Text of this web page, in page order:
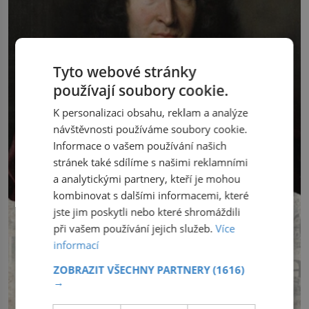
Tyto webové stránky
používají soubory cookie.
K personalizaci obsahu, reklam a analýze
návštěvnosti používáme soubory cookie.
Informace o vašem používání našich
stránek také sdílíme s našimi reklamními
a analytickými partnery, kteří je mohou
kombinovat s dalšími informacemi, které
jste jim poskytli nebo které shromáždili
při vašem používání jejich služeb.Více
informací
ZOBRAZIT VŠECHNY PARTNERY(1616)
→